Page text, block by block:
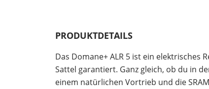
PRODUKTDETAILS
Das Domane+ ALR 5 ist ein
Sattel garantiert. Ganz gleich, ob du in
einem natürlichen Vortrieb und die